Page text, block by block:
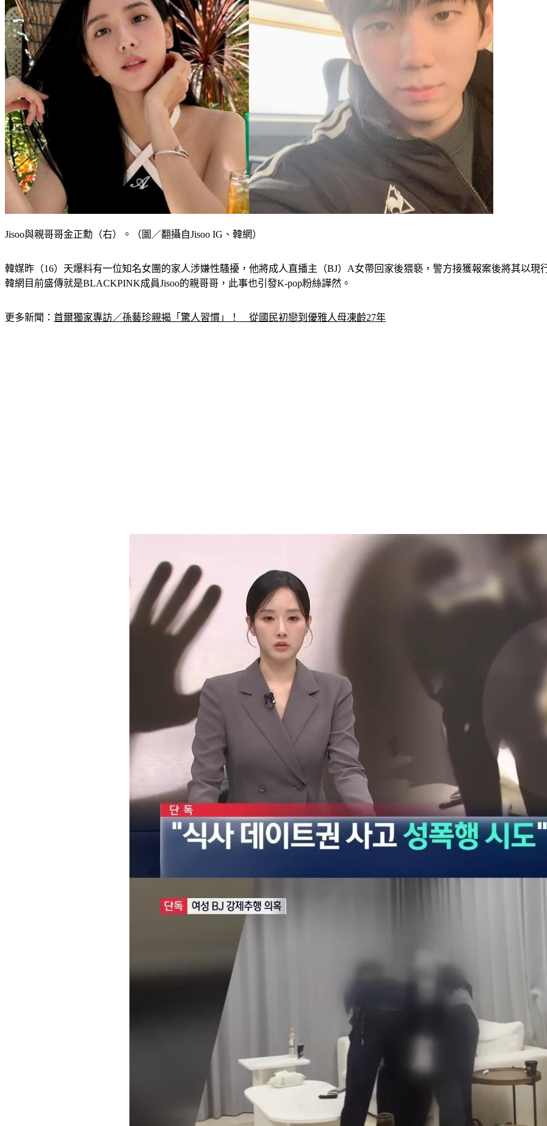
Jisoo與親哥哥金正勳（右）。（圖／翻攝自Jisoo IG、韓網）
韓媒昨（16）天爆料有一位知名女團的家人涉嫌性騷擾，他將成人直播主（BJ）A女帶回家後猥褻，警方接獲報案後將其以
韓網目前盛傳就是BLACKPINK成員Jisoo的親哥哥，此事也引發K-pop粉絲譁然。
更多新聞： 首爾獨家專訪／孫藝珍親揭「驚人習慣」！　從國民初戀到優雅人母凍齡27年